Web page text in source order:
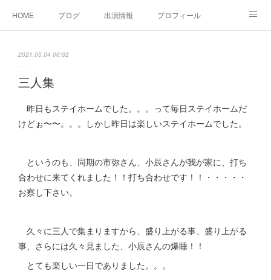
HOME ブログ 出演情報 プロフィール
2021.05.04 06:02
三人集
昨日もステイホームでした。。。って毎日ステイホームだ
けどぉ〜〜。。。しかし昨日は楽しいステイホームでした。
というのも、同期の市弥さん、小辰さんが我が家に、打ち
合わせに来てくれました！！打ち合わせです！！・・・・・
お察し下さい。
久々に三人で集まりますから、盛り上がる事、盛り上がる
事、さらには久々見ました、小辰さんの爆睡！！
とても楽しい一日でありました。。。